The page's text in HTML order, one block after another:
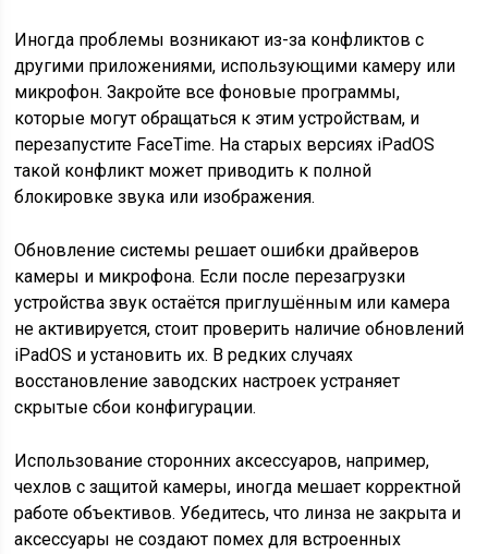
Иногда проблемы возникают из-за конфликтов с
другими приложениями, использующими камеру или
микрофон. Закройте все фоновые программы,
которые могут обращаться к этим устройствам, и
перезапустите FaceTime. На старых версиях iPadOS
такой конфликт может приводить к полной
блокировке звука или изображения.
Обновление системы решает ошибки драйверов
камеры и микрофона. Если после перезагрузки
устройства звук остаётся приглушённым или камера
не активируется, стоит проверить наличие обновлений
iPadOS и установить их. В редких случаях
восстановление заводских настроек устраняет
скрытые сбои конфигурации.
Использование сторонних аксессуаров, например,
чехлов с защитой камеры, иногда мешает корректной
работе объективов. Убедитесь, что линза не закрыта и
аксессуары не создают помех для встроенных